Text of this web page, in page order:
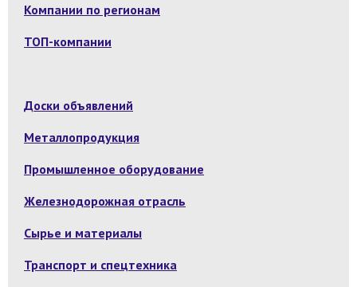
Компании по регионам
ТОП-компании
Доски объявлений
Металлопродукция
Промышленное оборудование
Железнодорожная отрасль
Сырье и материалы
Транспорт и спецтехника